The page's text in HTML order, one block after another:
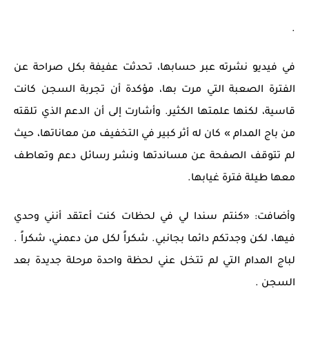
.
في فيديو نشرته عبر حسابها، تحدثت عفيفة بكل صراحة عن
الفترة الصعبة التي مرت بها، مؤكدة أن تجربة السجن كانت
قاسية، لكنها علمتها الكثير. وأشارت إلى أن الدعم الذي تلقته
من باج المدام » كان له أثر كبير في التخفيف من معاناتها، حيث
لم تتوقف الصفحة عن مساندتها ونشر رسائل دعم وتعاطف
معها طيلة فترة غيابها.
وأضافت: «كنتم سندا لي في لحظات كنت أعتقد أنني وحدي
فيها، لكن وجدتكم دائما بجانبي. شكراً لكل من دعمني، شكراً .
لباج المدام التي لم تتخل عني لحظة واحدة مرحلة جديدة بعد
السجن .